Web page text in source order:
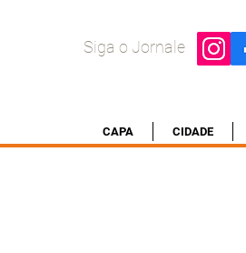
Siga o Jornale
CAPA CIDADE